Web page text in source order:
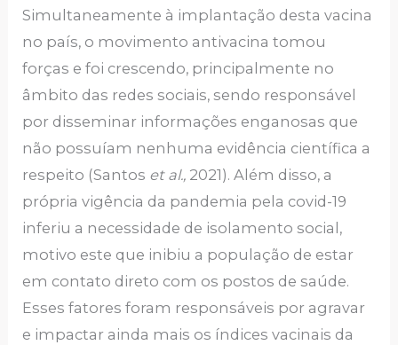
Simultaneamente à implantação desta vacina
no país, o movimento antivacina tomou
forças e foi crescendo, principalmente no
âmbito das redes sociais, sendo responsável
por disseminar informações enganosas que
não possuíam nenhuma evidência científica a
respeito (Santos et al., 2021). Além disso, a
própria vigência da pandemia pela covid-19
inferiu a necessidade de isolamento social,
motivo este que inibiu a população de estar
em contato direto com os postos de saúde.
Esses fatores foram responsáveis por agravar
e impactar ainda mais os índices vacinais da